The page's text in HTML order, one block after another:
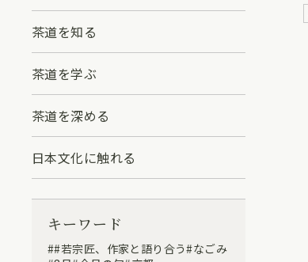
茶道を知る
茶道を学ぶ
茶道を深める
日本文化に触れる
キーワード
#若宗匠、作家と語り合う なごみ